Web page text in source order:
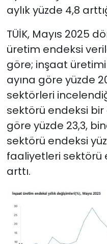
aylık yüzde 4,8
TÜİK, Mayıs 2025
üretim endeksi
göre; inşaat üretimi
ayına göre yüzde
sektörleri
sektörü endeksi bir
göre yüzde 23,3,
sektörü endeksi
faaliyetleri sektörü
arttı.